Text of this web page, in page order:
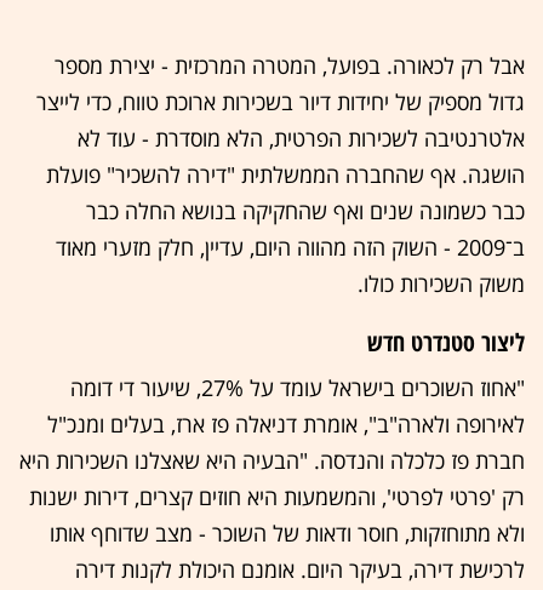
אבל רק לכאורה. בפועל, המטרה המרכזית - יצירת מספר
גדול מספיק של יחידות דיור בשכירות ארוכת טווח, כדי לייצר
אלטרנטיבה לשכירות הפרטית, הלא מוסדרת - עוד לא
הושגה. אף שהחברה הממשלתית "דירה להשכיר" פועלת
כבר כשמונה שנים ואף שהחקיקה בנושא החלה כבר
ב־2009 - השוק הזה מהווה היום, עדיין, חלק מזערי מאוד
משוק השכירות כולו.
ליצור סטנדרט חדש
"אחוז השוכרים בישראל עומד על 27%, שיעור די דומה
לאירופה ולארה"ב", אומרת דניאלה פז ארז, בעלים ומנכ"ל
חברת פז כלכלה והנדסה. "הבעיה היא שאצלנו השכירות היא
רק 'פרטי לפרטי', והמשמעות היא חוזים קצרים, דירות ישנות
ולא מתוחזקות, חוסר ודאות של השוכר - מצב שדוחף אותו
לרכישת דירה, בעיקר היום. אומנם היכולת לקנות דירה